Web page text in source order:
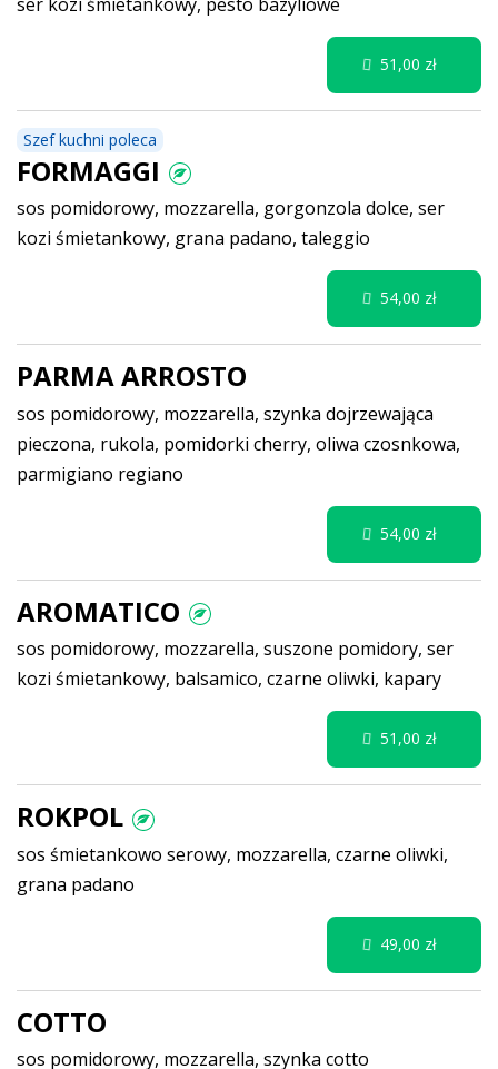
Szef kuchni poleca
FORMAGGI
sos pomidorowy, mozzarella, gorgonzola dolce, ser
kozi śmietankowy, grana padano, taleggio
PARMA ARROSTO
sos pomidorowy, mozzarella, szynka dojrzewająca
pieczona, rukola, pomidorki cherry, oliwa czosnkowa,
parmigiano regiano
AROMATICO
sos pomidorowy, mozzarella, suszone pomidory, ser
kozi śmietankowy, balsamico, czarne oliwki, kapary
ROKPOL
sos śmietankowo serowy, mozzarella, czarne oliwki,
grana padano
COTTO
sos pomidorowy, mozzarella, szynka cotto